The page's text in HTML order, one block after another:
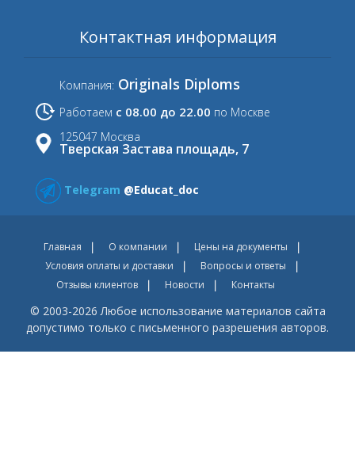
Контактная информация
Компания: Originals Diploms
Работаем с 08.00 до 22.00 по Москве
125047 Москва
Тверская Застава площадь, 7
Telegram @Educat_doc
Главная О компании
Цены на документы
Условия оплаты и доставки
Вопросы и ответы
Отзывы клиентов
Новости Контакты
© 2003-2026 Любое использование материалов сайта
допустимо только с письменного разрешения авторов.